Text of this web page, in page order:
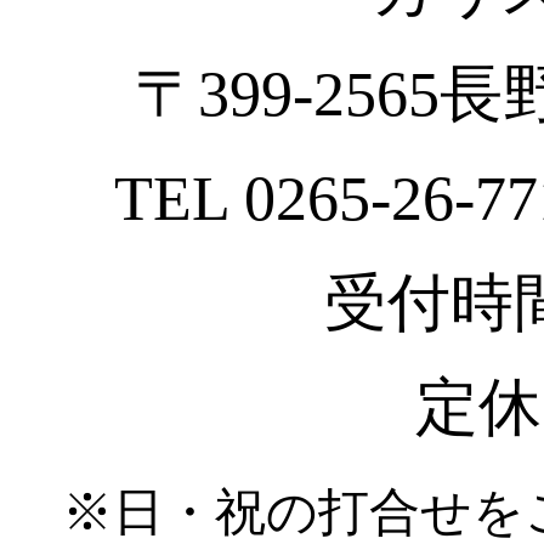
〒399-2565長
TEL 0265-26-
受付時
定
※日・祝の打合せを